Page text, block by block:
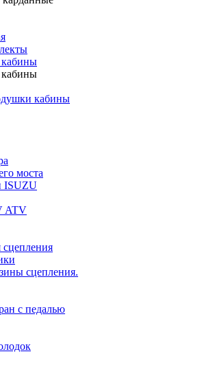
кабины
моста
ISUZU
ATV
сцепления.
с педалью